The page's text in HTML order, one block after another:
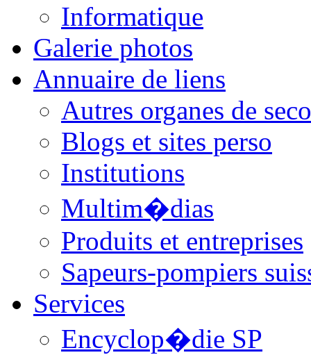
Informatique
Galerie photos
Annuaire de liens
Autres organes de
Blogs et sites perso
Institutions
Multim�dias
Produits et entreprises
Sapeurs-pompiers
Services
Encyclop�die SP